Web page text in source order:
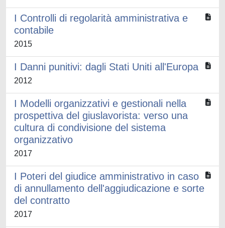
I Controlli di regolarità amministrativa e
contabile
2015
I Danni punitivi: dagli Stati Uniti all'Europa
2012
I Modelli organizzativi e gestionali nella
prospettiva del giuslavorista: verso una
cultura di condivisione del sistema
organizzativo
2017
I Poteri del giudice amministrativo in caso
di annullamento dell'aggiudicazione e sorte
del contratto
2017